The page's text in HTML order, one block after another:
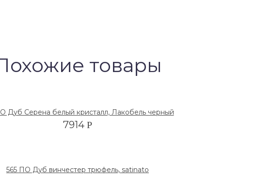
товары
Дуб Серена белый кристалл, Лакобель черный
7914 Р
565 ПО Дуб винчестер трюфель, satinato